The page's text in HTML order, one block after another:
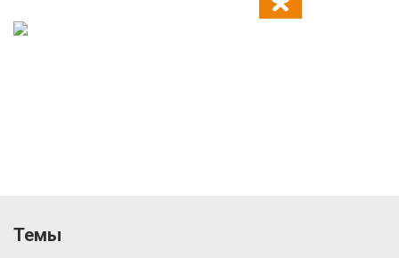
Темы